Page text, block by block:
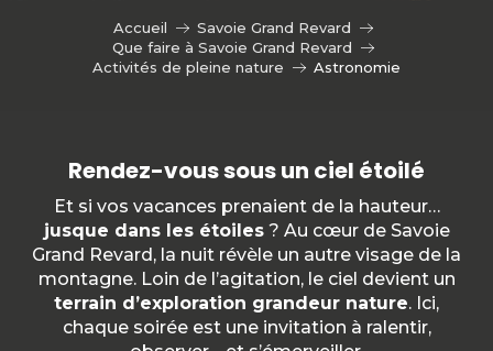
Accueil
Savoie Grand Revard
Que faire à Savoie Grand Revard
Activités de pleine nature
Astronomie
Rendez-vous sous un ciel étoilé
Et si vos vacances prenaient de la hauteur…
jusque dans les étoiles? Au cœur de Savoie
Grand Revard, la nuit révèle un autre visage de la
montagne. Loin de l’agitation, le ciel devient un
terrain d’exploration grandeur nature. Ici,
chaque soirée est une invitation à ralentir,